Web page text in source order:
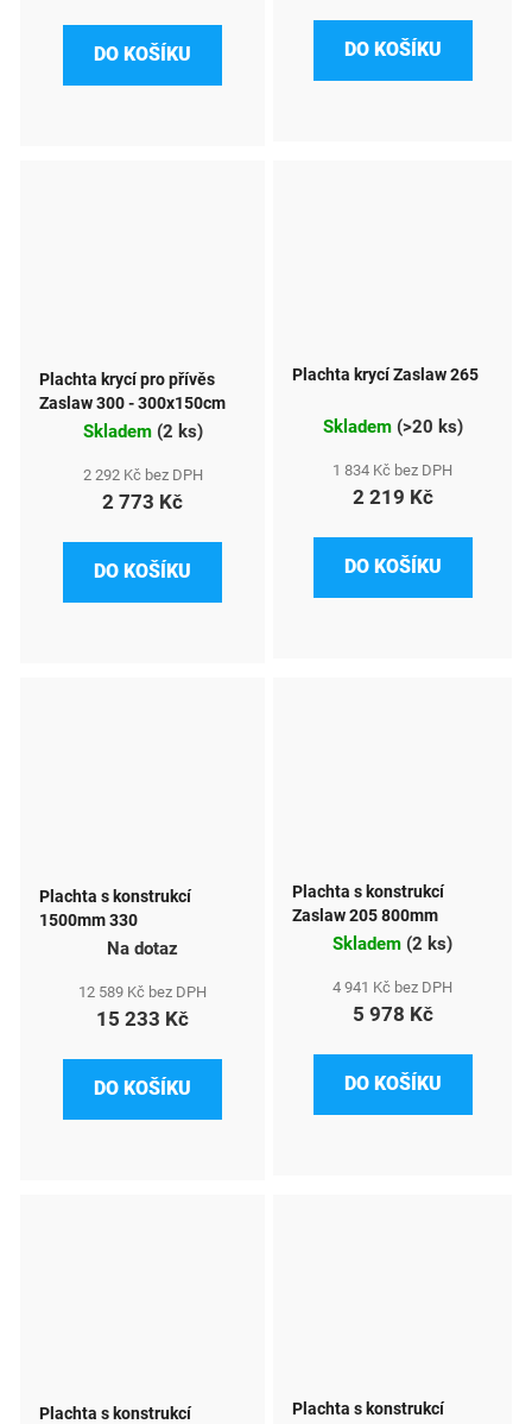
DO KOŠÍKU DO KOŠÍKU
Plachta krycí pro přívěs
Zaslaw 300 - 300x150cm
Skladem (2 ks)
2 292 Kč bez DPH
2 773 Kč
DO KOŠÍKU
Plachta krycí Zaslaw 265
Skladem (>20 ks)
1 834 Kč bez DPH
2 219 Kč
DO KOŠÍKU
Plachta s konstrukcí
1500mm 330
Na dotaz
12 589 Kč bez DPH
15 233 Kč
DO KOŠÍKU
Plachta s konstrukcí
Zaslaw 205 800mm
Skladem (2 ks)
4 941 Kč bez DPH
5 978 Kč
DO KOŠÍKU
Plachta s konstrukcí
Plachta s konstrukcí